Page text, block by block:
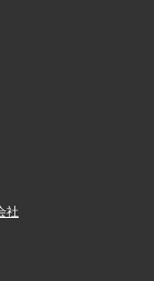
社